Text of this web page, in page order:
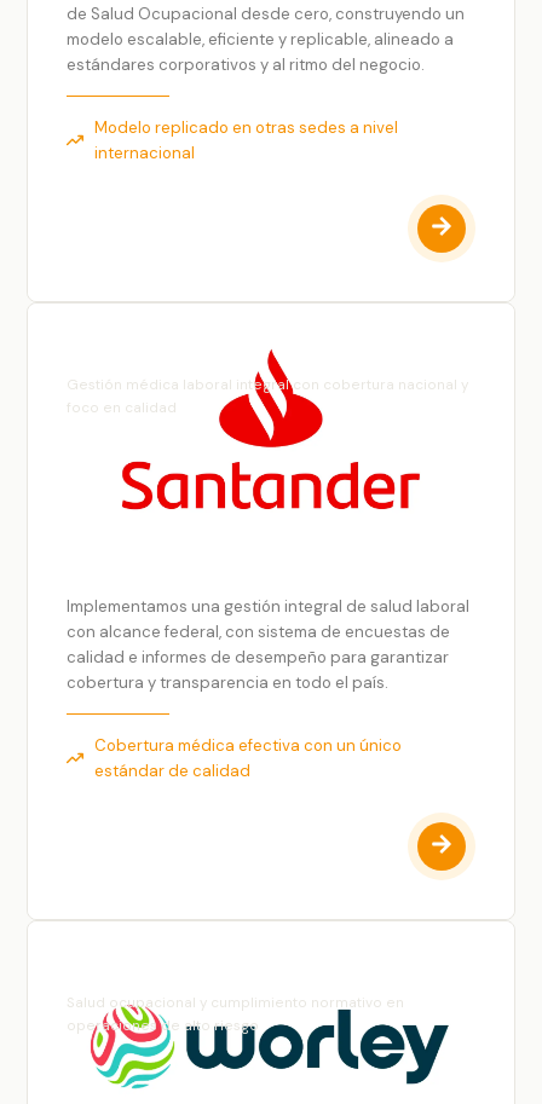
de Salud Ocupacional desde cero, construyendo un
modelo escalable, eficiente y replicable, alineado a
estándares corporativos y al ritmo del negocio.
Modelo replicado en otras sedes a nivel
internacional
Gestión médica laboral integral con cobertura nacional y
foco en calidad
Implementamos una gestión integral de salud laboral
con alcance federal, con sistema de encuestas de
calidad e informes de desempeño para garantizar
cobertura y transparencia en todo el país.
Cobertura médica efectiva con un único
estándar de calidad
Salud ocupacional y cumplimiento normativo en
operaciones de alto riesgo